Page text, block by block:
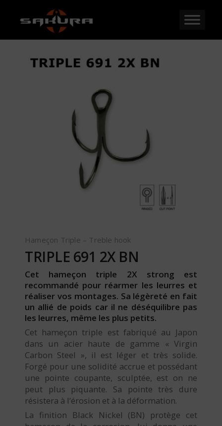
Hameçon Triple – Treble hook
TRIPLE 691 2X BN
Cet hameçon triple 2X strong est
recommandé pour réarmer les leurres et
réaliser vos montages. Sa légèreté en fait
un allié de poids car il ne déséquilibre pas
les leurres, même les plus petits.
Cet hameçon triple est fabriqué au Japon
dans un acier haute de gamme « Virgin
Carbon Steel », il est léger et très solide.
Forgé pour une solidité accrue et possédant
une pointe coupante, sculptée, est on ne
peut plus piquante. Sa pointe très dure
résistera à l’érosion et à la déformation.
La finition Black Nickel (BN) protège cet